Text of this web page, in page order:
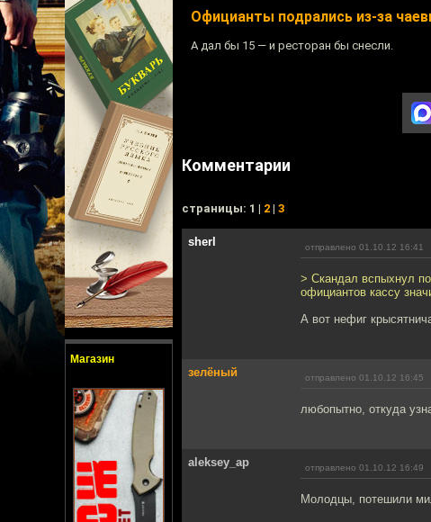
Магазин
Официанты подрались из-за
А дал бы 15 — и ресторан бы снесли.
Комментарии
cтраницы: 1 | 2 | 3
sherl отправлено 01.10.12 16:41
> Скандал вспыхнул
официантов кассу
А вот нефиг
зелёный отправлено 01.10.12 16:45
любопытно, откуда
aleksey_ap отправлено 01.10.12 16:49
Молодцы, потешили